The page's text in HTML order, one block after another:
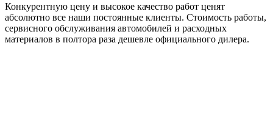
Конкурентную цену и высокое качество работ ценят
абсолютно все наши постоянные клиенты. Стоимость работы,
сервисного обслуживания автомобилей и расходных
материалов в полтора раза дешевле официального дилера.